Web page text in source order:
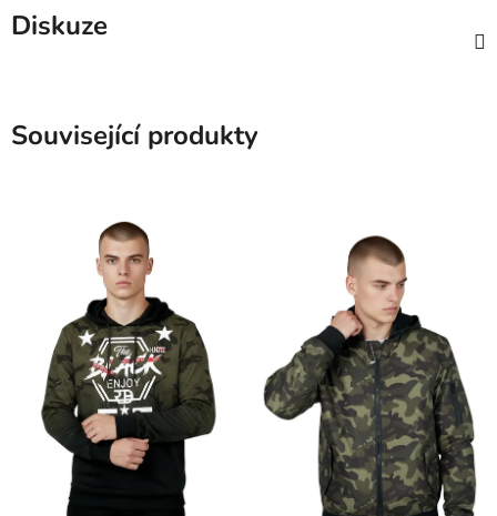
Diskuze
Související produkty